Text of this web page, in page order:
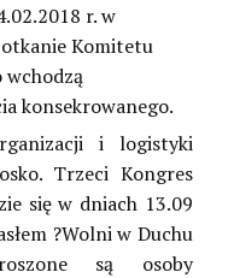
r. w
Komitetu
wchodzą
konsekrowanego.
i logistyki
Trzeci Kongres
się w dniach 13.09
?Wolni w Duchu
są osoby